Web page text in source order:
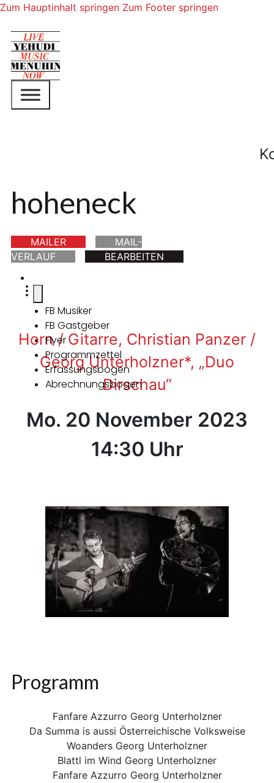
Zum Hauptinhalt springen Zum Footer springen
hoheneck
MAILER
MAIL-
VERLAUF
BEARBEITEN
FB Musiker
FB Gastgeber
Flyer
Programmzettel
Erfassungsbogen
Abrechnungsbogen
Horn / Gitarre, Christian Panzer /
Georg Unterholzner*, „Duo
Dirschau“
Mo. 20 November 2023
14:30 Uhr
Programm
Fanfare Azzurro Georg Unterholzner
Da Summa is aussi Österreichische Volksweise
Woanders Georg Unterholzner
Blattl im Wind Georg Unterholzner
Fanfare Azzurro Georg Unterholzner